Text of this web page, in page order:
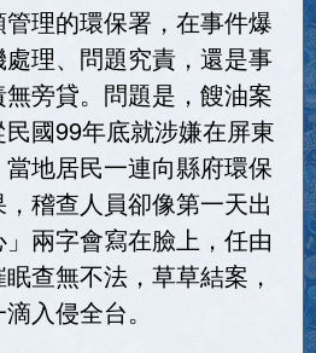
理的環保署，在事件爆
理、問題究責，還是事
旁貸。問題是，餿油案
國99年底就涉嫌在屏東
地居民一連向縣府環保
稽查人員卻像第一天出
兩字會寫在臉上，任由
查無不法，草草結案，
入侵全台。